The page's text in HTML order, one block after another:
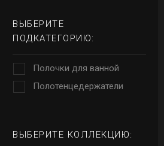
ВЫБЕРИТЕ
ПОДКАТЕГОРИЮ:
Полочки для ванной
Полотенцедержатели
ВЫБЕРИТЕ КОЛЛЕКЦИЮ: